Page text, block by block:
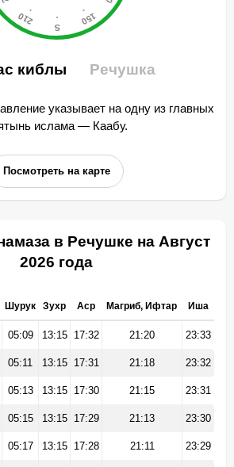
киблы Речушка
указывает на одну из главных
ислама — Каабу.
Посмотреть на карте
в Речушке на Август
2026 года
Шурук Зухр Аср Магриб, Ифтар Иша
05:09 13:15 17:32 21:20 23:33
05:11 13:15 17:31 21:18 23:32
05:13 13:15 17:30 21:15 23:31
05:15 13:15 17:29 21:13 23:30
05:17 13:15 17:28 21:11 23:29